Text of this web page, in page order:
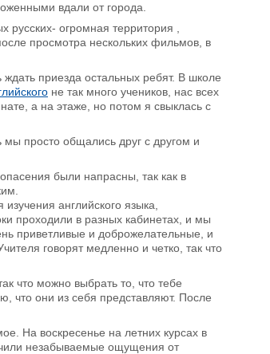
вдали от города.
русских- огромная территория ,
просмотра нескольких фильмов, в
приезда остальных ребят. В школе
не так много учеников, нас всех
а на этаже, но потом я свыклась с
просто общались друг с другом и
были напрасны, так как в
английского языка,
проходили в разных кабинетах, и мы
приветливые и доброжелательные, и
говорят медленно и четко, так что
что можно выбрать то, что тебе
что они из себя представляют. После
На воскресенье на летних курсах в
незабываемые ощущения от